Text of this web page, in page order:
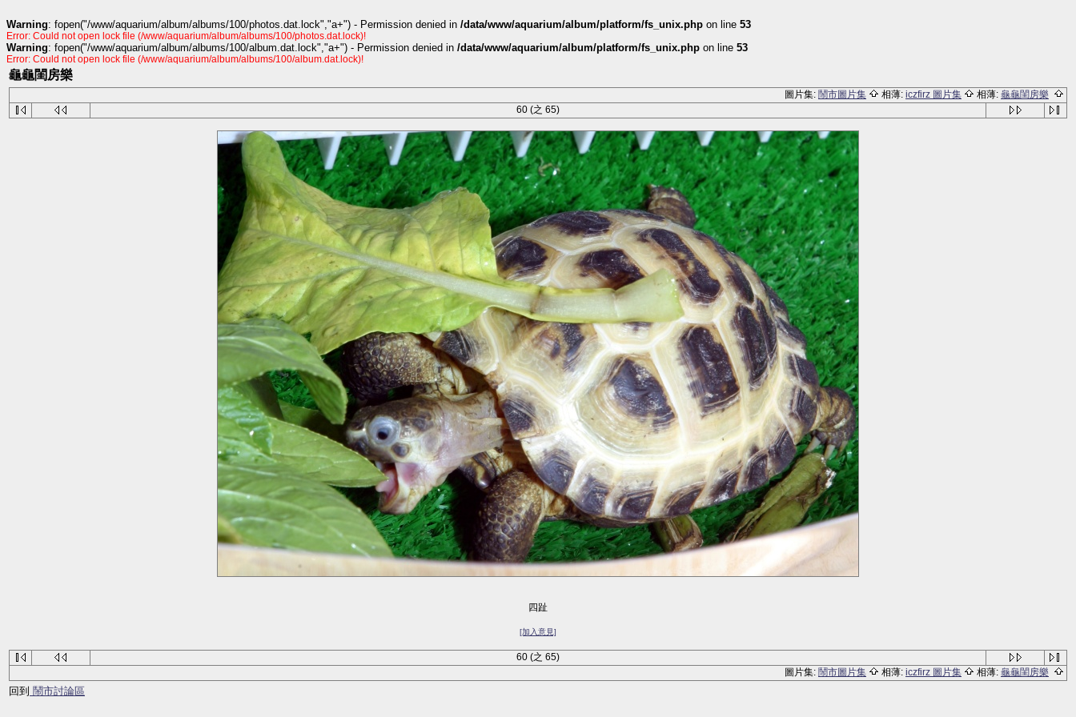
Warning: fopen("/www/aquarium/album/albums/100/photos.dat.lock","a+") - Permission denied in /data/www/aquarium/album/platform/fs_unix.php on line 53
Error: Could not open lock file (/www/aquarium/album/albums/100/photos.dat.lock)!
Warning: fopen("/www/aquarium/album/albums/100/album.dat.lock","a+") - Permission denied in /data/www/aquarium/album/platform/fs_unix.php on line 53
Error: Could not open lock file (/www/aquarium/album/albums/100/album.dat.lock)!
龜龜閨房樂
圖片集: 鬧市圖片集 相薄: iczfirz 圖片集 相薄: 龜龜閨房樂
60 (之 65)
四趾
[加入意見]
60 (之 65)
圖片集: 鬧市圖片集 相薄: iczfirz 圖片集 相薄: 龜龜閨房樂
回到 鬧市討論區